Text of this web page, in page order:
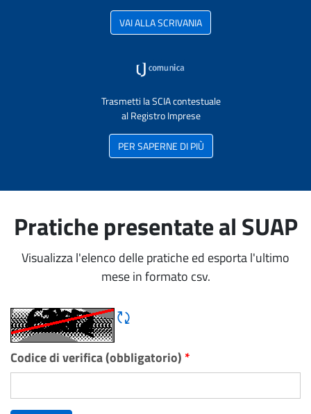
VAI ALLA SCRIVANIA
Trasmetti la SCIA contestuale
al Registro Imprese
PER SAPERNE DI PIÙ
Pratiche presentate al SUAP
Visualizza l'elenco delle pratiche ed esporta l'ultimo
mese in formato csv.
Rigene CAPTCHA
Codice di verifica (obbligatorio) *